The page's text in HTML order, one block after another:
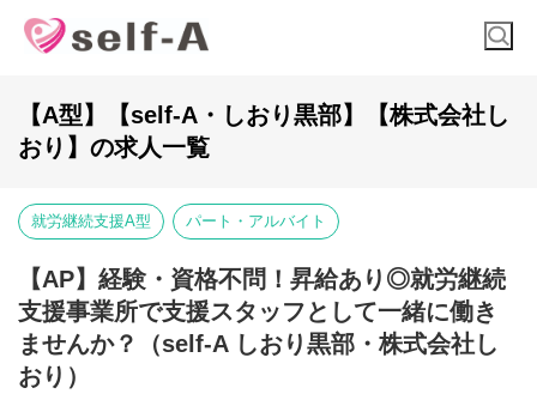
【A型】【self-A・しおり黒部】【株式会社し
おり】の求人一覧
就労継続支援A型 パート・アルバイト
【AP】経験・資格不問！昇給あり◎就労継続
支援事業所で支援スタッフとして一緒に働き
ませんか？（self-A しおり黒部・株式会社し
おり）